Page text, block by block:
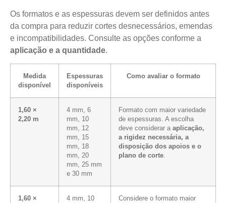
Os formatos e as espessuras devem ser definidos antes
da compra para reduzir cortes desnecessários, emendas
e incompatibilidades. Consulte as opções conforme a
aplicação e a quantidade.
Medida
disponível
Espessuras
disponíveis
Como avaliar o formato
1,60 ×
2,20 m
4 mm, 6
mm, 10
mm, 12
mm, 15
mm, 18
mm, 20
mm, 25 mm
e 30 mm
Formato com maior variedade
de espessuras. A escolha
deve considerar a aplicação,
a rigidez necessária, a
disposição dos apoios e o
plano de corte.
1,60 ×
4 mm, 10
Considere o formato maior